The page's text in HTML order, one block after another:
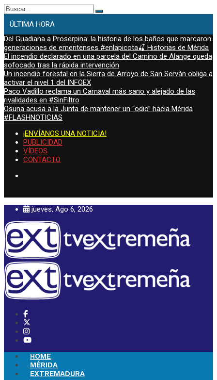
Buscar:
ÚLTIMA HORA
Del Guadiana a Proserpina: la historia de los baños que marcaron
generaciones de emeritenses #enlapicota🍒 Historias de Mérida
El incendio declarado en una parcela del Camino de Alange queda
sofocado tras la rápida intervención
Un incendio forestal en la Sierra de Arroyo de San Serván obliga a
activar el nivel 1 del INFOEX
Paco Vadillo reclama un Carnaval más sano y alejado de las
rivalidades en #SinFiltro
Osuna acusa a la Junta de mantener un “odio” hacia Mérida
#FLASHNOTICIAS
¡ENVÍANOS UNA NOTICIA!
PUBLICIDAD
VÍDEOS
CONTACTO
jueves, Ago 6, 2026
HOME
MÉRIDA
EXTREMADURA